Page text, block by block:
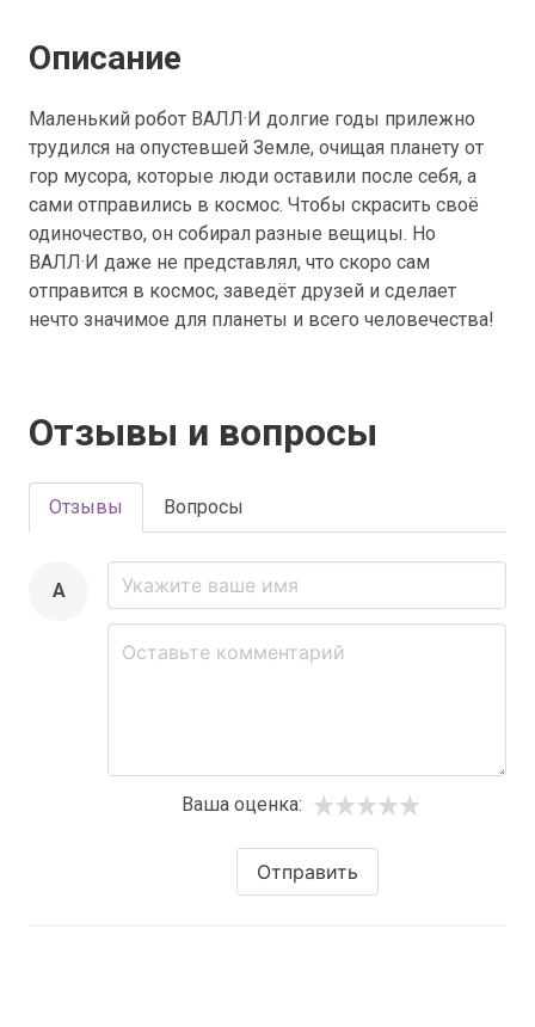
Описание
Маленький робот ВАЛЛ·И долгие годы прилежно
трудился на опустевшей Земле, очищая планету от
гор мусора, которые люди оставили после себя, а
сами отправились в космос. Чтобы скрасить своё
одиночество, он собирал разные вещицы. Но
ВАЛЛ·И даже не представлял, что скоро сам
отправится в космос, заведёт друзей и сделает
нечто значимое для планеты и всего человечества!
Отзывы и вопросы
Отзывы Вопросы
A
Ваша оценка:
Отправить